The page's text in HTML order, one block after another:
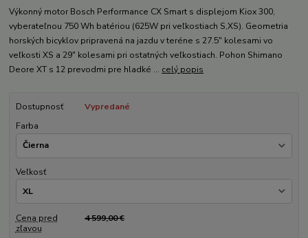
Výkonný motor Bosch Performance CX Smart s displejom Kiox 300,
vyberateľnou 750 Wh batériou (625W pri veľkostiach S,XS). Geometria
horských bicyklov pripravená na jazdu v teréne s 27.5" kolesami vo
veľkosti XS a 29" kolesami pri ostatných veľkostiach. Pohon Shimano
Deore XT s 12 prevodmi pre hladké ... celý popis
Dostupnosť
Vypredané
Farba
Veľkosť
Cena pred
zľavou
4 599,00 €